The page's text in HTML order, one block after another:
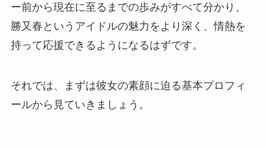
ー前から現在に至るまでの歩みがすべて分かり、
勝又春というアイドルの魅力をより深く、情熱を
持って応援できるようになるはずです。
それでは、まずは彼女の素顔に迫る基本プロフィ
ールから見ていきましょう。